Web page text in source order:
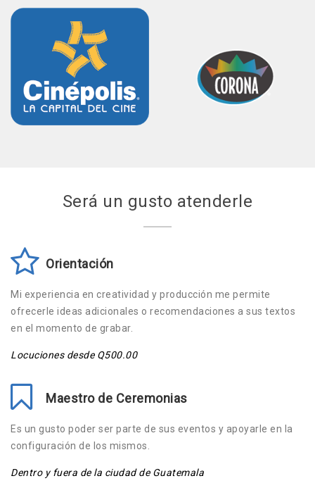
Será un gusto atenderle
Orientación
Mi experiencia en creatividad y producción me permite
ofrecerle ideas adicionales o recomendaciones a sus textos
en el momento de grabar.
Locuciones desde Q500.00
Maestro de Ceremonias
Es un gusto poder ser parte de sus eventos y apoyarle en la
configuración de los mismos.
Dentro y fuera de la ciudad de Guatemala